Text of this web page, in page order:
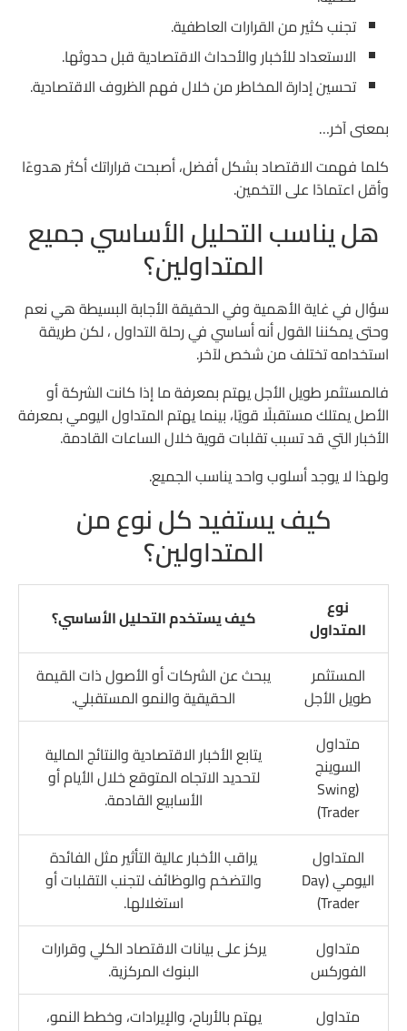
تجنب كثير من القرارات العاطفية.
الاستعداد للأخبار والأحداث الاقتصادية قبل حدوثها.
تحسين إدارة المخاطر من خلال فهم الظروف الاقتصادية.
بمعنى آخر…
كلما فهمت الاقتصاد بشكل أفضل، أصبحت قراراتك أكثر هدوءًا
وأقل اعتمادًا على التخمين.
هل يناسب التحليل الأساسي جميع
المتداولين؟
سؤال في غاية الأهمية وفي الحقيقة الأجابة البسيطة هي نعم
وحتى يمكننا القول أنه أساسي في رحلة التداول ، لكن طريقة
استخدامه تختلف من شخص لآخر.
فالمستثمر طويل الأجل يهتم بمعرفة ما إذا كانت الشركة أو
الأصل يمتلك مستقبلًا قويًا، بينما يهتم المتداول اليومي بمعرفة
الأخبار التي قد تسبب تقلبات قوية خلال الساعات القادمة.
ولهذا لا يوجد أسلوب واحد يناسب الجميع.
كيف يستفيد كل نوع من
المتداولين؟
نوع
المتداول
كيف يستخدم التحليل الأساسي؟
المستثمر
طويل الأجل
يبحث عن الشركات أو الأصول ذات القيمة
الحقيقية والنمو المستقبلي.
متداول
السوينج
(Swing
Trader)
يتابع الأخبار الاقتصادية والنتائج المالية
لتحديد الاتجاه المتوقع خلال الأيام أو
الأسابيع القادمة.
المتداول
اليومي (Day
Trader)
يراقب الأخبار عالية التأثير مثل الفائدة
والتضخم والوظائف لتجنب التقلبات أو
استغلالها.
متداول
الفوركس
يركز على بيانات الاقتصاد الكلي وقرارات
البنوك المركزية.
متداول
يهتم بالأرباح، والإيرادات، وخطط النمو،